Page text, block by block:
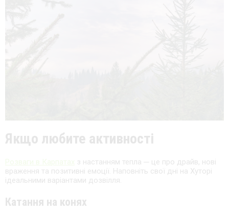
Якщо любите активності
з настанням тепла ─ це про драйв, нові
враження та позитивні емоції. Наповніть свої дні на Хуторі
ідеальними варіантами дозвілля.
Катання на конях